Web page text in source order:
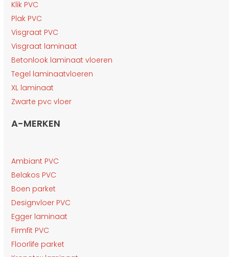
Klik PVC
Plak PVC
Visgraat PVC
Visgraat laminaat
Betonlook laminaat vloeren
Tegel laminaatvloeren
XL laminaat
Zwarte pvc vloer
A-MERKEN
Ambiant PVC
Belakos PVC
Boen parket
Designvloer PVC
Egger laminaat
Firmfit PVC
Floorlife parket